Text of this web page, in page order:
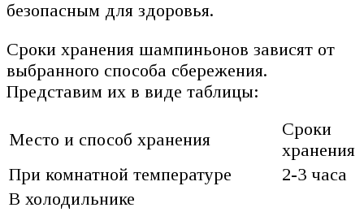
безопасным для здоровья.
Сроки хранения шампиньонов зависят от
выбранного способа сбережения.
Представим их в виде таблицы:
Место и способ хранения
Сроки
хранения
При комнатной температуре
2-3 часа
В холодильнике